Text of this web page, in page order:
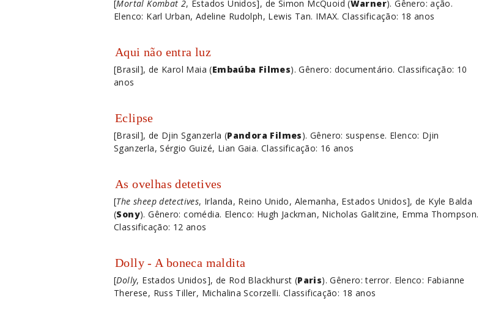
[Mortal Kombat 2, Estados Unidos], de Simon McQuoid (Warner). Gênero: ação.
Elenco: Karl Urban, Adeline Rudolph, Lewis Tan. IMAX. Classificação: 18 anos
Aqui não entra luz
[Brasil], de Karol Maia (Embaúba Filmes). Gênero: documentário. Classificação: 10
anos
Eclipse
[Brasil], de Djin Sganzerla (Pandora Filmes). Gênero: suspense. Elenco: Djin
Sganzerla, Sérgio Guizé, Lian Gaia. Classificação: 16 anos
As ovelhas detetives
[The sheep detectives, Irlanda, Reino Unido, Alemanha, Estados Unidos], de Kyle Balda
(Sony). Gênero: comédia. Elenco: Hugh Jackman, Nicholas Galitzine, Emma Thompson.
Classificação: 12 anos
Dolly - A boneca maldita
[Dolly, Estados Unidos], de Rod Blackhurst (Paris). Gênero: terror. Elenco: Fabianne
Therese, Russ Tiller, Michalina Scorzelli. Classificação: 18 anos